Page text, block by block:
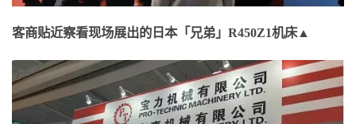
客商贴近察看现场展出的日本「兄弟」R450Z1机床▲